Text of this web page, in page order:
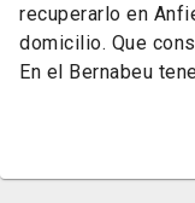
recuperarlo en
domicilio. Que
En el Bernabeu